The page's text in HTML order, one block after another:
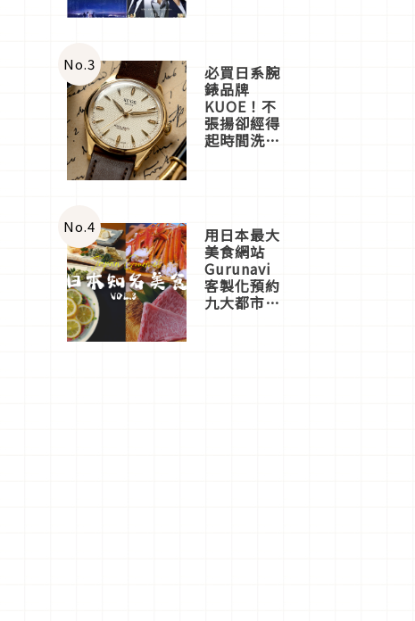
No.3 必買日系腕
錶品牌
KUOE！不
張揚卻經得
起時間洗鍊
No.4 用日本最大
美食網站
Gurunavi
客製化預約
九大都市餐